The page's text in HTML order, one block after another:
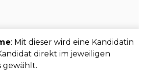
: Mit dieser wird eine Kandidatin
direkt im jeweiligen
gewählt.